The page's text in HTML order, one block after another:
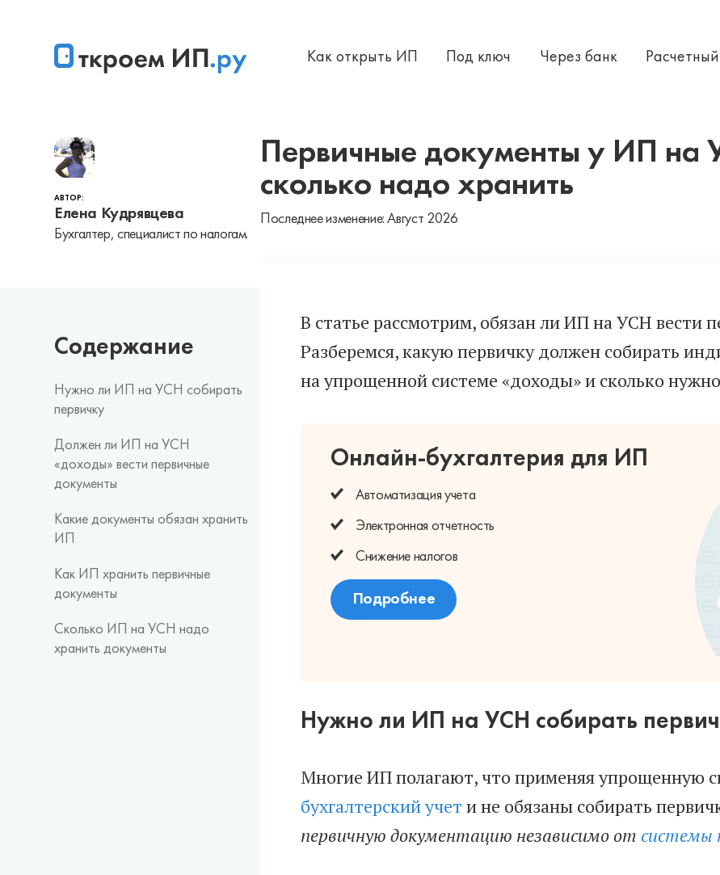
Как открыть ИП Под ключ Через банк
АВТОР:
Елена Кудрявцева
Бухгалтер, специалист по налогам.
Содержание
Нужно ли ИП на УСН собирать
первичку
Должен ли ИП на УСН
«доходы» вести первичные
документы
Какие документы обязан хранить
ИП
Как ИП хранить первичные
документы
Сколько ИП на УСН надо
хранить документы
Первичные документы у ИП на
сколько надо хранить
Последнее изменение: Август 2026
В статье рассмотрим, обязан ли ИП на УСН вести
Разберемся, какую первичку должен собирать
на упрощенной системе «доходы» и сколько
Онлайн-бухгалтерия для ИП
Автоматизация учета
Электронная отчетность
Снижение налогов
Подробнее
Нужно ли ИП на УСН собирать
Многие ИП полагают, что применяя упрощенную
бухгалтерский учет и не обязаны собирать
первичную документацию независимо от системы